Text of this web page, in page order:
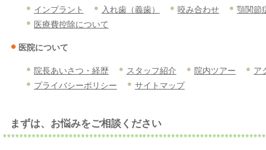
インプラント
入れ歯（義歯） 咬み合わせ
顎関節
医療費控除について
医院について
院長あいさつ・経歴 スタッフ紹介 院内ツアー
ア
プライバシーポリシー
サイトマップ
まずは、お悩みをご相談ください